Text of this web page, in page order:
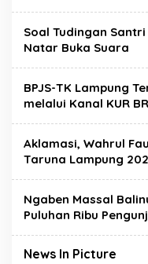
Soal Tudingan
Natar Buka Suara
BPJS-TK Lampung
melalui Kanal KUR
Aklamasi, Wahrul
Taruna Lampung
Ngaben Massal
Puluhan Ribu
News In Picture
Satgas
Sterilkan
Hajimena
Di News In Picture